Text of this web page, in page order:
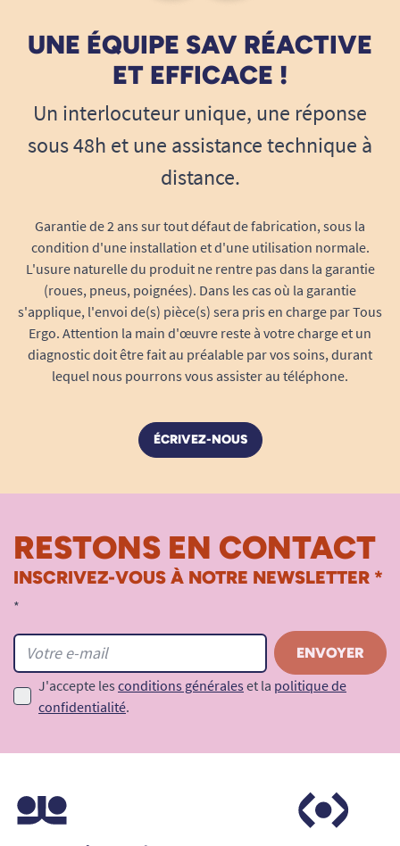
UNE ÉQUIPE SAV RÉACTIVE
ET EFFICACE !
Un interlocuteur unique, une réponse
sous 48h et une assistance technique à
distance.
Garantie de 2 ans sur tout défaut de fabrication, sous la
condition d'une installation et d'une utilisation normale.
L'usure naturelle du produit ne rentre pas dans la garantie
(roues, pneus, poignées). Dans les cas où la garantie
s'applique, l'envoi de(s) pièce(s) sera pris en charge par Tous
Ergo. Attention la main d'œuvre reste à votre charge et un
diagnostic doit être fait au préalable par vos soins, durant
lequel nous pourrons vous assister au téléphone.
ÉCRIVEZ-NOUS
RESTONS EN CONTACT
INSCRIVEZ-VOUS À NOTRE NEWSLETTER *
*
J'accepte les conditions générales et la politique de
confidentialité.